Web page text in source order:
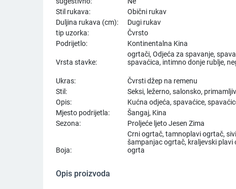
Stil rukava:
Obični rukav
Duljina rukava (cm):
Dugi rukav
tip uzorka:
Čvrsto
Podrijetlo:
Kontinentalna Kina
Vrsta stavke:
ogrtači, Odjeća za spavanje,
spavaćica, intimno donje rublje,
Ukras: Čvrsti džep na remenu
Stil:
Seksi, ležerno, salonsko,
Opis:
Kućna odjeća, spavaćice,
Mjesto podrijetla:
Šangaj, Kina
Sezona:
Proljeće ljeto Jesen Zima
Boja:
Crni ogrtač, tamnoplavi ogrtač,
šampanjac ogrtač, kraljevski plavi
ogrta
Opis proizvoda